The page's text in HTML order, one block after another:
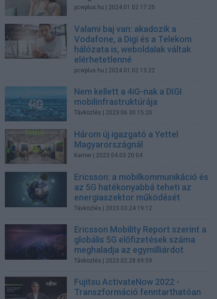
pcwplus.hu | 2024.01.02 17:25
Valami baj van: akadozik a
Vodafone, a Digi és a Telekom
hálózata is, weboldalak váltak
elérhetetlenné
pcwplus.hu | 2024.01.02 13:22
Nem kellett a 4iG-nak a DIGI
mobilinfrastruktúrája
Távközlés | 2023.06.30 15:20
Három új igazgató a Yettel
Magyarországnál
Karrier | 2023.04.03 20:04
Ericsson: a mobilkommunikáció és
az 5G hatékonyabbá teheti az
energiaszektor működését
Távközlés | 2023.03.24 19:12
Ericsson Mobility Report szerint a
globális 5G előfizetések száma
meghaladja az egymilliárdot
Távközlés | 2023.02.28 09:59
Fujitsu ActivateNow 2022 -
Transzformáció fenntarthatóan